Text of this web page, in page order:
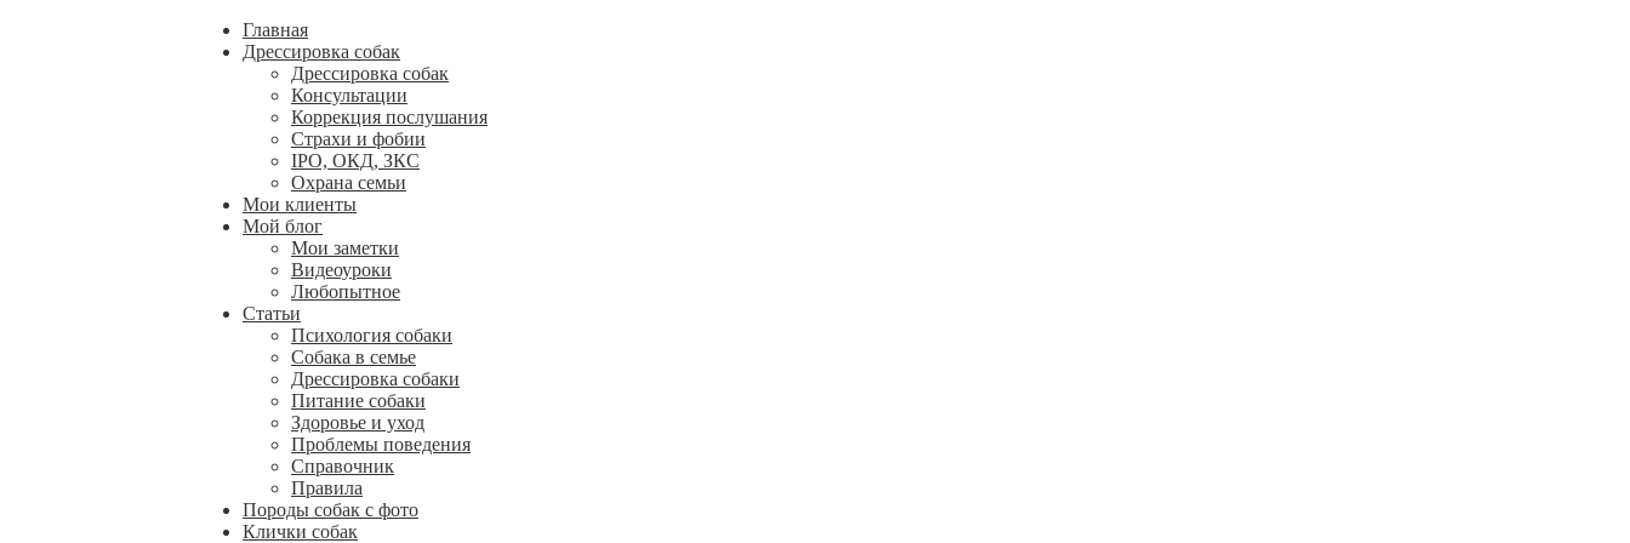
Главная
Дрессировка собак
Дрессировка собак
Консультации
Коррекция послушания
Страхи и фобии
IPO, ОКД, ЗКС
Охрана семьи
Мои клиенты
Мой блог
Мои заметки
Видеоуроки
Любопытное
Статьи
Психология собаки
Собака в семье
Дрессировка собаки
Питание собаки
Здоровье и уход
Проблемы поведения
Справочник
Правила
Породы собак с фото
Клички собак